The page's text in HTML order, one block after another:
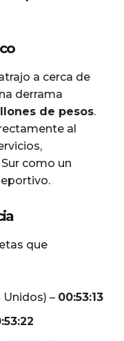
a cerca de
derrama
de pesos.
al
como un
que
– 00:53:13